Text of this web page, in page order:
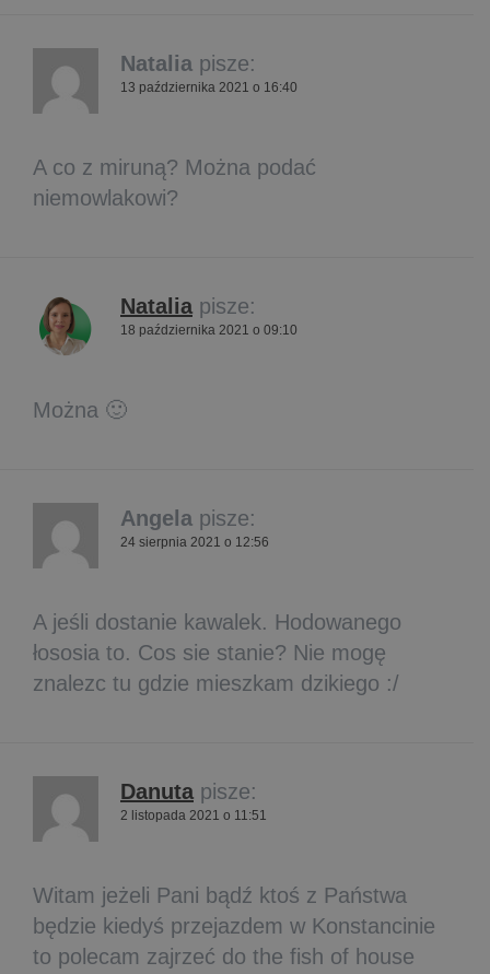
Natalia pisze:
13 października 2021 o 16:40
A co z miruną? Można podać
niemowlakowi?
Natalia pisze:
18 października 2021 o 09:10
Można 🙂
Angela pisze:
24 sierpnia 2021 o 12:56
A jeśli dostanie kawalek. Hodowanego
łososia to. Cos sie stanie? Nie mogę
znalezc tu gdzie mieszkam dzikiego :/
Danuta pisze:
2 listopada 2021 o 11:51
Witam jeżeli Pani bądź ktoś z Państwa
będzie kiedyś przejazdem w Konstancinie
to polecam zajrzeć do the fish of house